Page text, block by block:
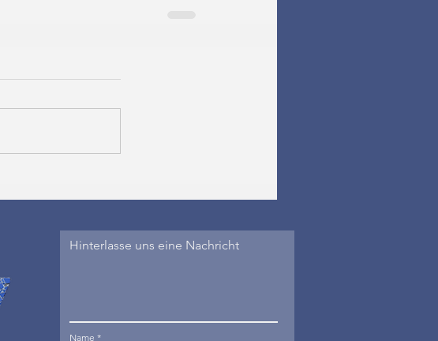
Hinterlasse uns eine Nachricht
Name